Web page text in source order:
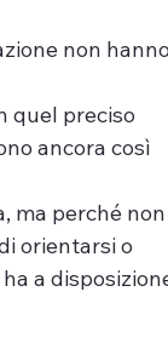
non
quel preciso
ancora così
ma perché
orientarsi o
a